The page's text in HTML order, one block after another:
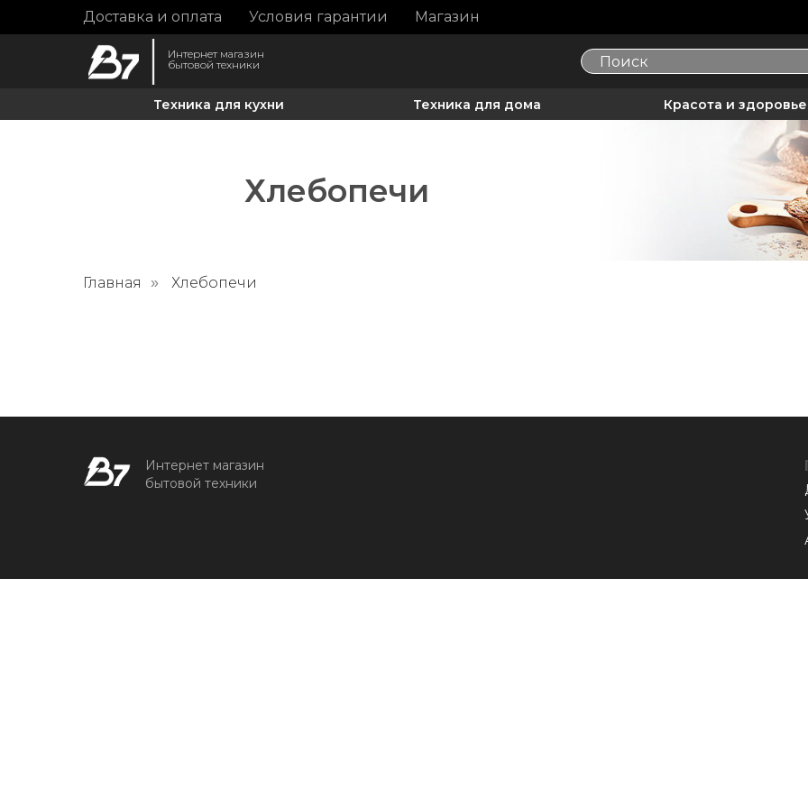
Доставка и оплата Условия гарантии Магазин
Интернет магазин
бытовой техники
Техника для кухни Техника для дома Красота и здоровье
Хлебопечи
Главная » Хлебопечи
Интернет магазин
бытовой техники